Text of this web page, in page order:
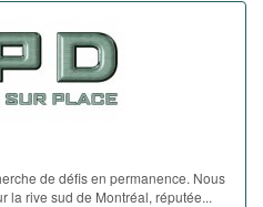
de défis en permanence. Nous
la rive sud de Montréal, réputée...